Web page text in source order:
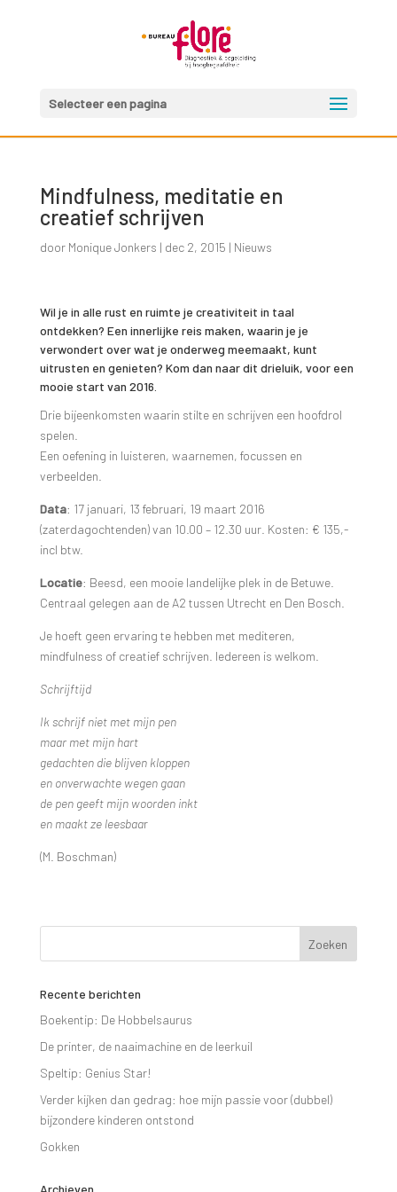
Selecteer een pagina
Mindfulness, meditatie en
creatief schrijven
door Monique Jonkers | dec 2, 2015 | Nieuws
Wil je in alle rust en ruimte je creativiteit in taal
ontdekken? Een innerlijke reis maken, waarin je je
verwondert over wat je onderweg meemaakt, kunt
uitrusten en genieten? Kom dan naar dit drieluik, voor een
mooie start van 2016.
Drie bijeenkomsten waarin stilte en schrijven een hoofdrol
spelen.
Een oefening in luisteren, waarnemen, focussen en
verbeelden.
Data: 17 januari, 13 februari, 19 maart 2016
(zaterdagochtenden) van 10.00 – 12.30 uur. Kosten: € 135,-
incl btw.
Locatie: Beesd, een mooie landelijke plek in de Betuwe.
Centraal gelegen aan de A2 tussen Utrecht en Den Bosch.
Je hoeft geen ervaring te hebben met mediteren,
mindfulness of creatief schrijven. Iedereen is welkom.
Schrijftijd
Ik schrijf niet met mijn pen
maar met mijn hart
gedachten die blijven kloppen
en onverwachte wegen gaan
de pen geeft mijn woorden inkt
en maakt ze leesbaar
(M. Boschman)
Recente berichten
Boekentip: De Hobbelsaurus
De printer, de naaimachine en de leerkuil
Speltip: Genius Star!
Verder kijken dan gedrag: hoe mijn passie voor (dubbel)
bijzondere kinderen ontstond
Gokken
Archieven